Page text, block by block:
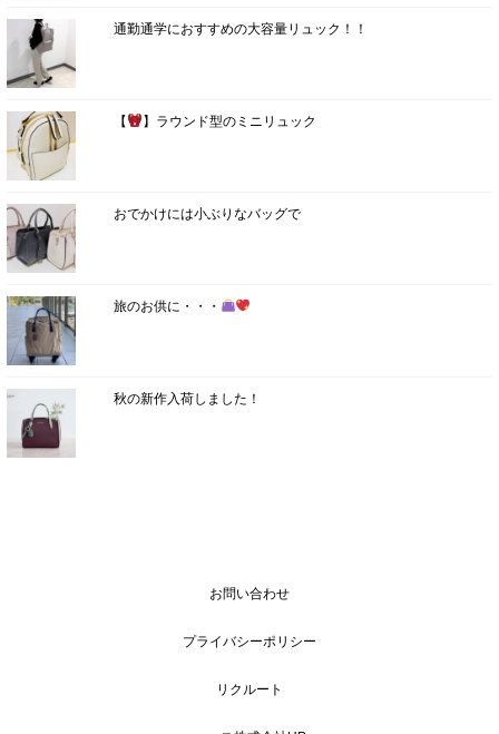
通勤通学におすすめの大容量リュック！！
【 】ラウンド型のミニリュック
おでかけには小ぶりなバッグで
旅のお供に・・・
秋の新作入荷しました！
お問い合わせ
プライバシーポリシー
リクルート